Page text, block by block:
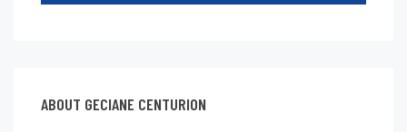
ABOUT GECIANE CENTURION